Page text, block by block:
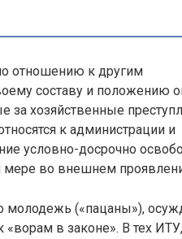
отношению к другим
составу и положению
хозяйственные
к администрации и
условно-досрочно
мере во внешнем
молодежь («пацаны»),
«ворам в законе». В тех